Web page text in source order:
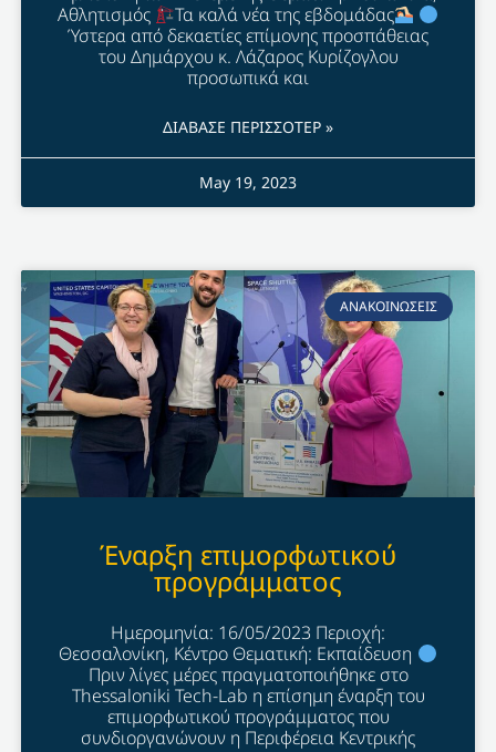
Αθλητισμός
Τα καλά νέα της εβδομάδας
Ύστερα από δεκαετίες επίμονης προσπάθειας
του Δημάρχου κ. Λάζαρος Κυρίζογλου
προσωπικά και
ΔΙΑΒΑΣΕ ΠΕΡΙΣΣΟΤΕΡ »
May 19, 2023
ΑΝΑΚΟΙΝΩΣΕΙΣ
Έναρξη επιμορφωτικού
προγράμματος
Ημερομηνία: 16/05/2023 Περιοχή:
Θεσσαλονίκη, Κέντρο Θεματική: Εκπαίδευση
Πριν λίγες μέρες πραγματοποιήθηκε στο
Thessaloniki Tech-Lab η επίσημη έναρξη του
επιμορφωτικού προγράμματος που
συνδιοργανώνουν η Περιφέρεια Κεντρικής